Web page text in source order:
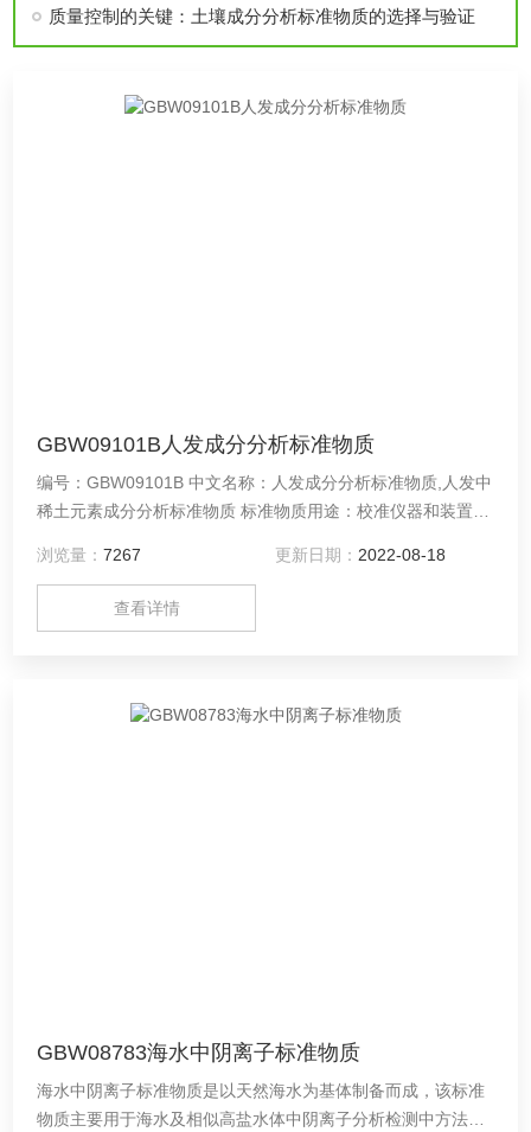
质量控制的关键：土壤成分分析标准物质的选择与验证
GBW09101B人发成分分析标准物质
编号：GBW09101B 中文名称：人发成分分析标准物质,人发中
稀土元素成分分析标准物质 标准物质用途：校准仪器和装置；
低温干燥保存
浏览量：7267 更新日期： 2022-08-18
查看详情
GBW08783海水中阴离子标准物质
海水中阴离子标准物质是以天然海水为基体制备而成，该标准
物质主要用于海水及相似高盐水体中阴离子分析检测中方法评